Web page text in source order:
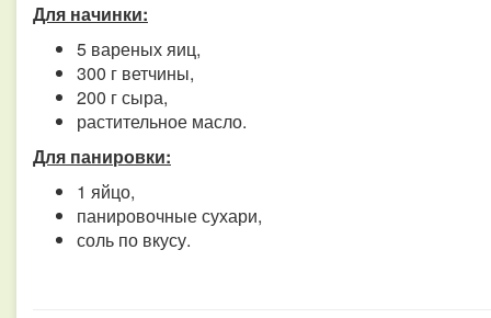
Для начинки:
5 вареных яиц,
300 г ветчины,
200 г сыра,
растительное масло.
Для панировки:
1 яйцо,
панировочные сухари,
соль по вкусу.